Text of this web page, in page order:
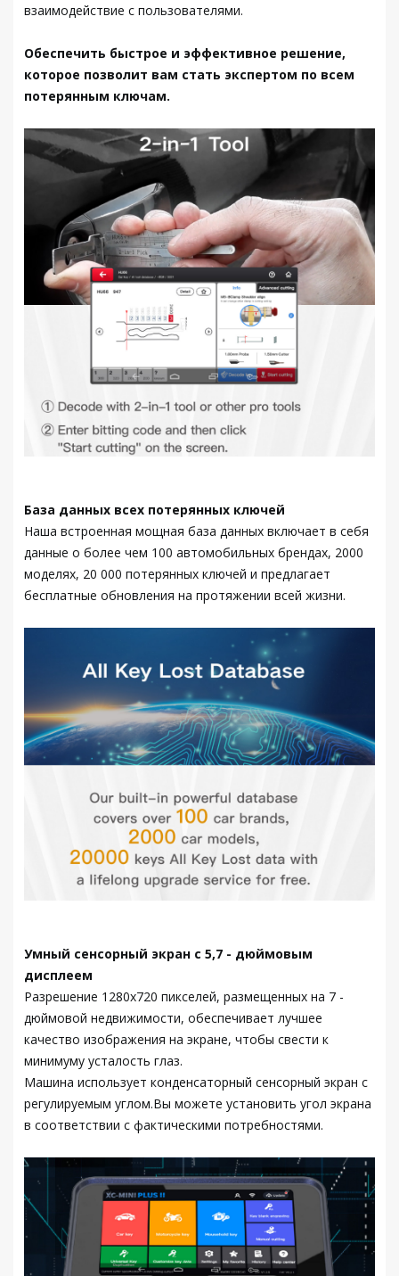
взаимодействие с пользователями.
Обеспечить быстрое и эффективное решение,
которое позволит вам стать экспертом по всем
потерянным ключам.
База данных всех потерянных ключей
Наша встроенная мощная база данных включает в себя
данные о более чем 100 автомобильных брендах, 2000
моделях, 20 000 потерянных ключей и предлагает
бесплатные обновления на протяжении всей жизни.
Умный сенсорный экран с 5,7 - дюймовым
дисплеем
Разрешение 1280x720 пикселей, размещенных на 7 -
дюймовой недвижимости, обеспечивает лучшее
качество изображения на экране, чтобы свести к
минимуму усталость глаз.
Машина использует конденсаторный сенсорный экран с
регулируемым углом.Вы можете установить угол экрана
в соответствии с фактическими потребностями.